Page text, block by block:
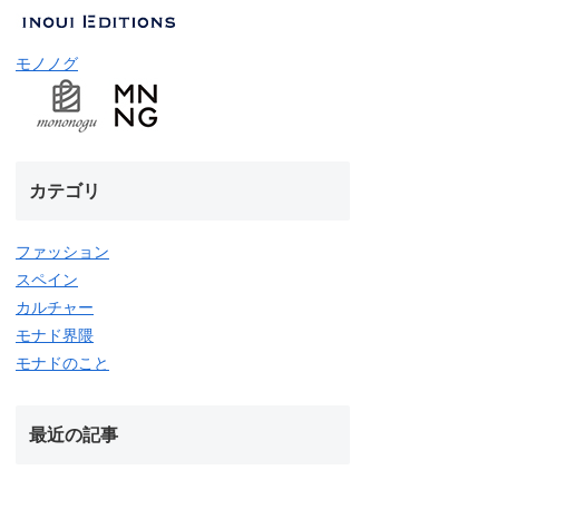
モノノグ
カテゴリ
ファッション
スペイン
カルチャー
モナド界隈
モナドのこと
最近の記事